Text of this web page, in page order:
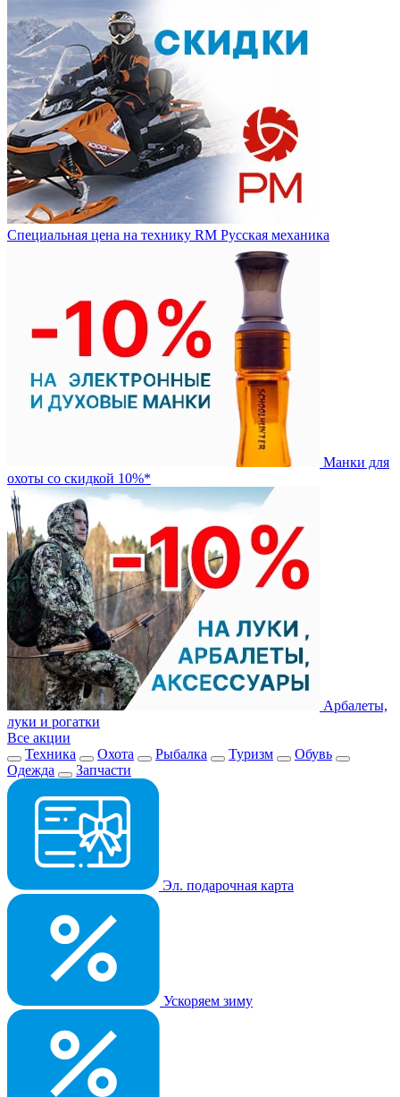
Специальная цена на технику RM Русская механика
Манки для
охоты со скидкой 10%*
Арбалеты,
луки и рогатки
Все акции
Техника
Охота Рыбалка Туризм
Обувь
Одежда
Запчасти
Эл. подарочная карта
Ускоряем зиму